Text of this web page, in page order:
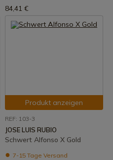
84,41 €
Produkt anzeigen
REF: 103-3
JOSE LUIS RUBIO
Schwert Alfonso X Gold
7-15 Tage Versand